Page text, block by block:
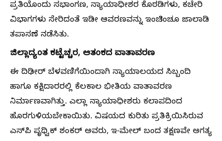
ಪ್ರತಿಯೊಂದು ಸಭಾಂಗಣ, ನ್ಯಾಯಾಧೀಶರ ಕೊಠಡಿಗಳು, ಕಚೇರಿ
ವಿಭಾಗಗಳು ಸೇರಿದಂತೆ ಇಡೀ ಆವರಣವನ್ನು ಇಂಚಿಂಚೂ ಜಾಲಾಡಿ
ತಪಾಸಣೆ ನಡೆಸಿತು.
ಜಿಲ್ಲಾದ್ಯಂತ ಕಟ್ಟೆಚ್ಚರ, ಆತಂಕದ ವಾತಾವರಣ
ಈ ದಿಢೀರ್ ಬೆಳವಣಿಗೆಯಿಂದಾಗಿ ನ್ಯಾಯಾಲಯದ ಸಿಬ್ಬಂದಿ
ಹಾಗೂ ಕಕ್ಷಿದಾರರಲ್ಲಿ ಕೆಲಕಾಲ ಭೀತಿಯ ವಾತಾವರಣ
ನಿರ್ಮಾಣವಾಗಿತ್ತು. ಎಲ್ಲಾ ನ್ಯಾಯಾಧೀಶರು ಕಲಾಪದಿಂದ
ಹೊರಗುಳಿಯಬೇಕಾಯಿತು. ವಿಷಯದ ಕುರಿತು ಪ್ರತಿಕ್ರಿಯಿಸಿರುವ
ಎಸ್‌ಪಿ ಪೃಥ್ವಿಕ್ ಶಂಕರ್ ಅವರು, ಇ-ಮೇಲ್ ಬಂದ ತಕ್ಷಣವೇ ಅಗತ್ಯ